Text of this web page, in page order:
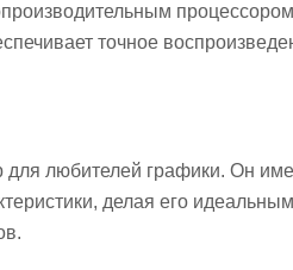
точное
любителей графики. Он
делая его